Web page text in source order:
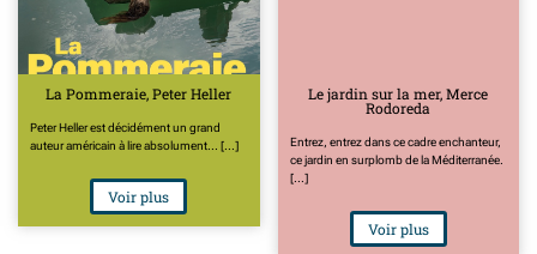
La Pommeraie, Peter Heller
Peter Heller est décidément un grand
auteur américain à lire absolument... [...]
Voir plus
Le jardin sur la mer, Merce
Rodoreda
Entrez, entrez dans ce cadre enchanteur,
ce jardin en surplomb de la Méditerranée.
[...]
Voir plus